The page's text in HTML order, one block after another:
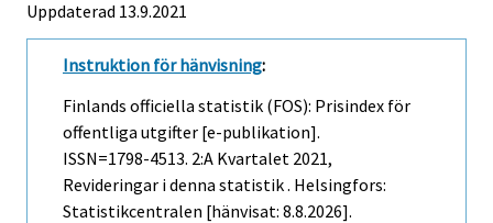
Uppdaterad 13.9.2021
Instruktion för hänvisning:
Finlands officiella statistik (FOS): Prisindex för
offentliga utgifter [e-publikation].
ISSN=1798-4513. 2:a Kvartalet 2021,
Revideringar i denna statistik . Helsingfors:
Statistikcentralen [hänvisat: 8.8.2026].